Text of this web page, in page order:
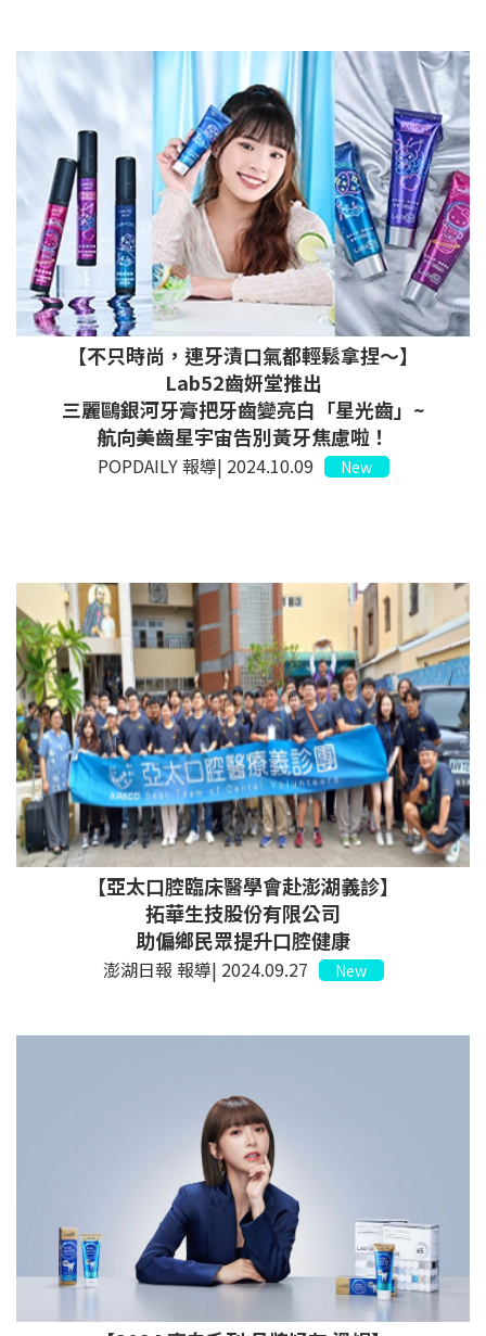
【不只時尚，連牙漬口氣都輕鬆拿捏～】
Lab52齒妍堂推出
三麗鷗銀河牙膏把牙齒變亮白「星光齒」~
航向美齒星宇宙告別黃牙焦慮啦！
POPDAILY 報導| 2024.10.09 New
【亞太口腔臨床醫學會赴澎湖義診】
拓華生技股份有限公司
助偏鄉民眾提升口腔健康
澎湖日報 報導| 2024.09.27 New